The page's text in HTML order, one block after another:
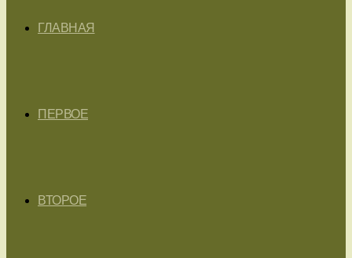
ГЛАВНАЯ
ПЕРВОЕ
ВТОРОЕ